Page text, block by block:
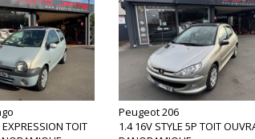
TOIT
Peugeot 206
1.4 16V STYLE 5P TOIT